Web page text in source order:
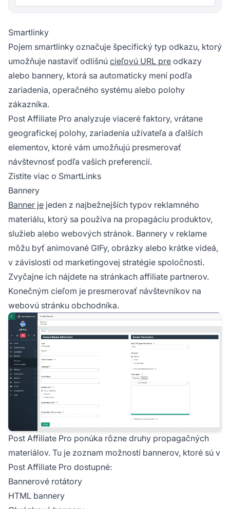
Smartlinky
Pojem smartlinky označuje špecifický typ odkazu, ktorý
umožňuje nastaviť odlišnú cieľovú URL pre odkazy
alebo bannery, ktorá sa automaticky mení podľa
zariadenia, operačného systému alebo polohy
zákazníka.
Post Affiliate Pro analyzuje viaceré faktory, vrátane
geografickej polohy, zariadenia užívateľa a ďalších
elementov, ktoré vám umožňujú presmerovať
návštevnosť podľa vašich preferencií.
Zistite viac o SmartLinks
Bannery
Banner je jeden z najbežnejších typov reklamného
materiálu, ktorý sa používa na propagáciu produktov,
služieb alebo webových stránok. Bannery v reklame
môžu byť animované GIFy, obrázky alebo krátke videá,
v závislosti od marketingovej stratégie spoločnosti.
Zvyčajne ich nájdete na stránkach affiliate partnerov.
Konečným cieľom je presmerovať návštevníkov na
webovú stránku obchodníka.
Post Affiliate Pro ponúka rôzne druhy propagačných
materiálov. Tu je zoznam možností bannerov, ktoré sú v
Post Affiliate Pro dostupné:
Bannerové rotátory
HTML bannery